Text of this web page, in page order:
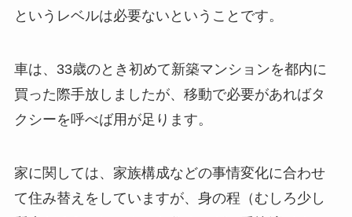
というレベルは必要ないということです。
車は、33歳のとき初めて新築マンションを都内に
買った際手放しましたが、移動で必要があればタ
クシーを呼べば用が足ります。
家に関しては、家族構成などの事情変化に合わせ
て住み替えをしていますが、身の程（むしろ少し